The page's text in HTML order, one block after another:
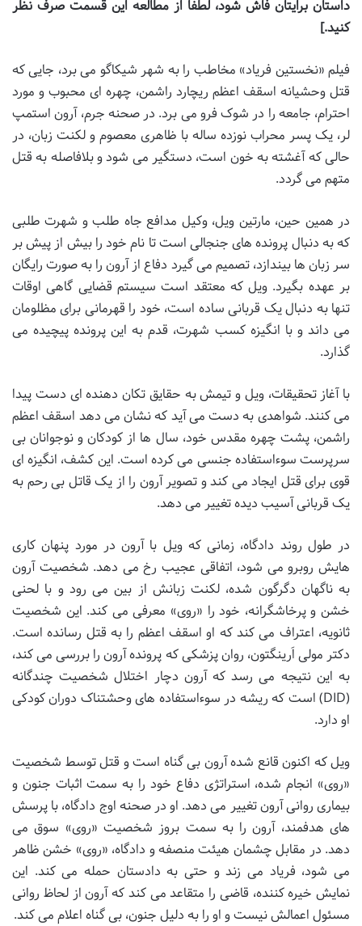
داستان برایتان فاش شود، لطفاً از مطالعه این قسمت صرف نظر
کنید.]
فیلم «نخستین فریاد» مخاطب را به شهر شیکاگو می برد، جایی که
قتل وحشیانه اسقف اعظم ریچارد راشمن، چهره ای محبوب و مورد
احترام، جامعه را در شوک فرو می برد. در صحنه جرم، آرون استمپ
لر، یک پسر محراب نوزده ساله با ظاهری معصوم و لکنت زبان، در
حالی که آغشته به خون است، دستگیر می شود و بلافاصله به قتل
متهم می گردد.
در همین حین، مارتین ویل، وکیل مدافع جاه طلب و شهرت طلبی
که به دنبال پرونده های جنجالی است تا نام خود را بیش از پیش بر
سر زبان ها بیندازد، تصمیم می گیرد دفاع از آرون را به صورت رایگان
بر عهده بگیرد. ویل که معتقد است سیستم قضایی گاهی اوقات
تنها به دنبال یک قربانی ساده است، خود را قهرمانی برای مظلومان
می داند و با انگیزه کسب شهرت، قدم به این پرونده پیچیده می
گذارد.
با آغاز تحقیقات، ویل و تیمش به حقایق تکان دهنده ای دست پیدا
می کنند. شواهدی به دست می آید که نشان می دهد اسقف اعظم
راشمن، پشت چهره مقدس خود، سال ها از کودکان و نوجوانان بی
سرپرست سوءاستفاده جنسی می کرده است. این کشف، انگیزه ای
قوی برای قتل ایجاد می کند و تصویر آرون را از یک قاتل بی رحم به
یک قربانی آسیب دیده تغییر می دهد.
در طول روند دادگاه، زمانی که ویل با آرون در مورد پنهان کاری
هایش روبرو می شود، اتفاقی عجیب رخ می دهد. شخصیت آرون
به ناگهان دگرگون شده، لکنت زبانش از بین می رود و با لحنی
خشن و پرخاشگرانه، خود را «روی» معرفی می کند. این شخصیت
ثانویه، اعتراف می کند که او اسقف اعظم را به قتل رسانده است.
دکتر مولی اَرینگتون، روان پزشکی که پرونده آرون را بررسی می کند،
به این نتیجه می رسد که آرون دچار اختلال شخصیت چندگانه
(DID) است که ریشه در سوءاستفاده های وحشتناک دوران کودکی
او دارد.
ویل که اکنون قانع شده آرون بی گناه است و قتل توسط شخصیت
«روی» انجام شده، استراتژی دفاع خود را به سمت اثبات جنون و
بیماری روانی آرون تغییر می دهد. او در صحنه اوج دادگاه، با پرسش
های هدفمند، آرون را به سمت بروز شخصیت «روی» سوق می
دهد. در مقابل چشمان هیئت منصفه و دادگاه، «روی» خشن ظاهر
می شود، فریاد می زند و حتی به دادستان حمله می کند. این
نمایش خیره کننده، قاضی را متقاعد می کند که آرون از لحاظ روانی
مسئول اعمالش نیست و او را به دلیل جنون، بی گناه اعلام می کند.